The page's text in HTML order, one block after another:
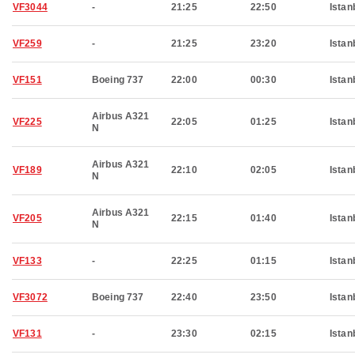
VF3044 - 21:25 22:50
VF259 - 21:25 23:20
VF151 Boeing 737 22:00 00:30
VF225
Airbus A321
N
22:05 01:25
VF189
Airbus A321
N
22:10 02:05
VF205
Airbus A321
N
22:15 01:40
VF133 - 22:25 01:15
VF3072 Boeing 737 22:40 23:50
VF131 - 23:30 02:15